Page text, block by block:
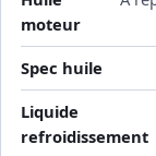
moteur
Spec huile
Liquide
refroidissement